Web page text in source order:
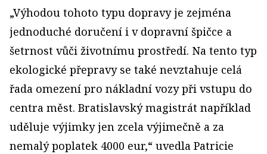
„Výhodou tohoto typu dopravy je zejména
jednoduché doručení i v dopravní špičce a
šetrnost vůči životnímu prostředí. Na tento typ
ekologické přepravy se také nevztahuje celá
řada omezení pro nákladní vozy při vstupu do
centra měst. Bratislavský magistrát například
uděluje výjimky jen zcela výjimečně a za
nemalý poplatek 4000 eur,“ uvedla Patricie